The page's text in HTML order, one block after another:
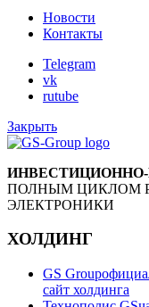
Новости
Контакты
Telegram
vk
rutube
Закрыть
ПОЛНЫМ ЦИКЛОМ
ЭЛЕКТРОНИКИ
ХОЛДИНГ
GS Group
сайт холдинга